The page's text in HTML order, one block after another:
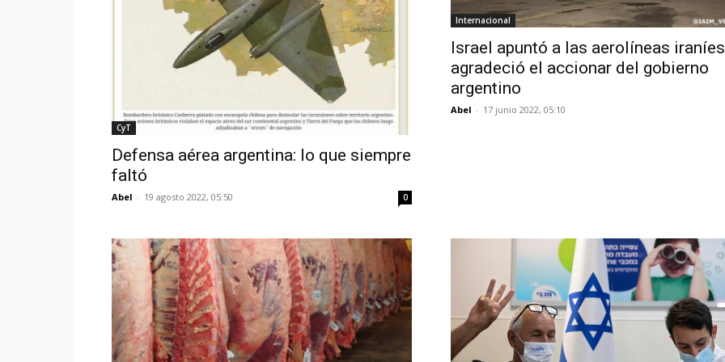
CyT
Defensa aérea argentina: lo que siempre
faltó
Abel - 19 agosto 2022, 05:50 0
Internacional
Israel apuntó a las aerolíneas
agradeció el accionar del gobierno
argentino
Abel - 17 junio 2022, 05:10